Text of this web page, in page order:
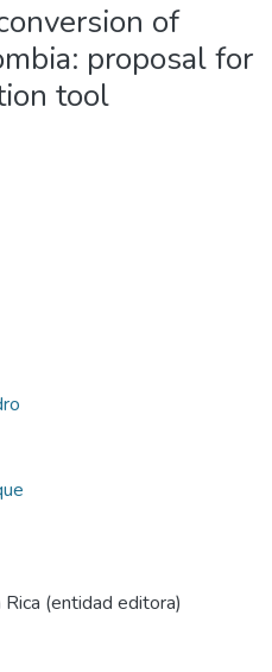
of
proposal for
tool
(entidad editora)